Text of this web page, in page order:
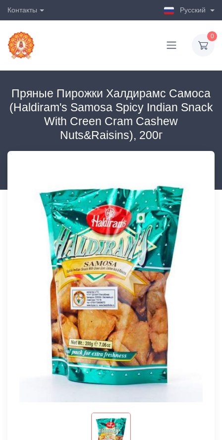
Контакты Русский
0
Пряные Пирожки Халдирамс Самоса
(Haldiram's Samosa Spicy Indian Snack
With Creen Cram Cashew
Nuts&Raisins), 200г